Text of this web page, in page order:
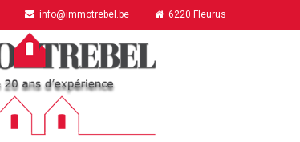
info@immotrebel.be 6220 Fleurus